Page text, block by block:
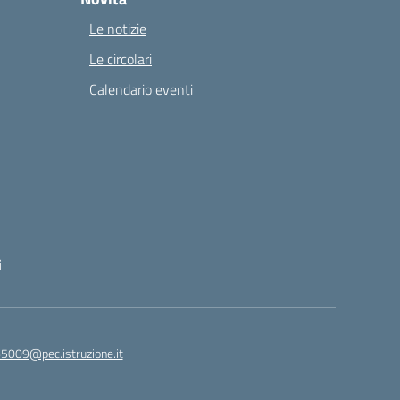
Le notizie
Le circolari
Calendario eventi